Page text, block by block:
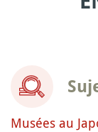
Musées au